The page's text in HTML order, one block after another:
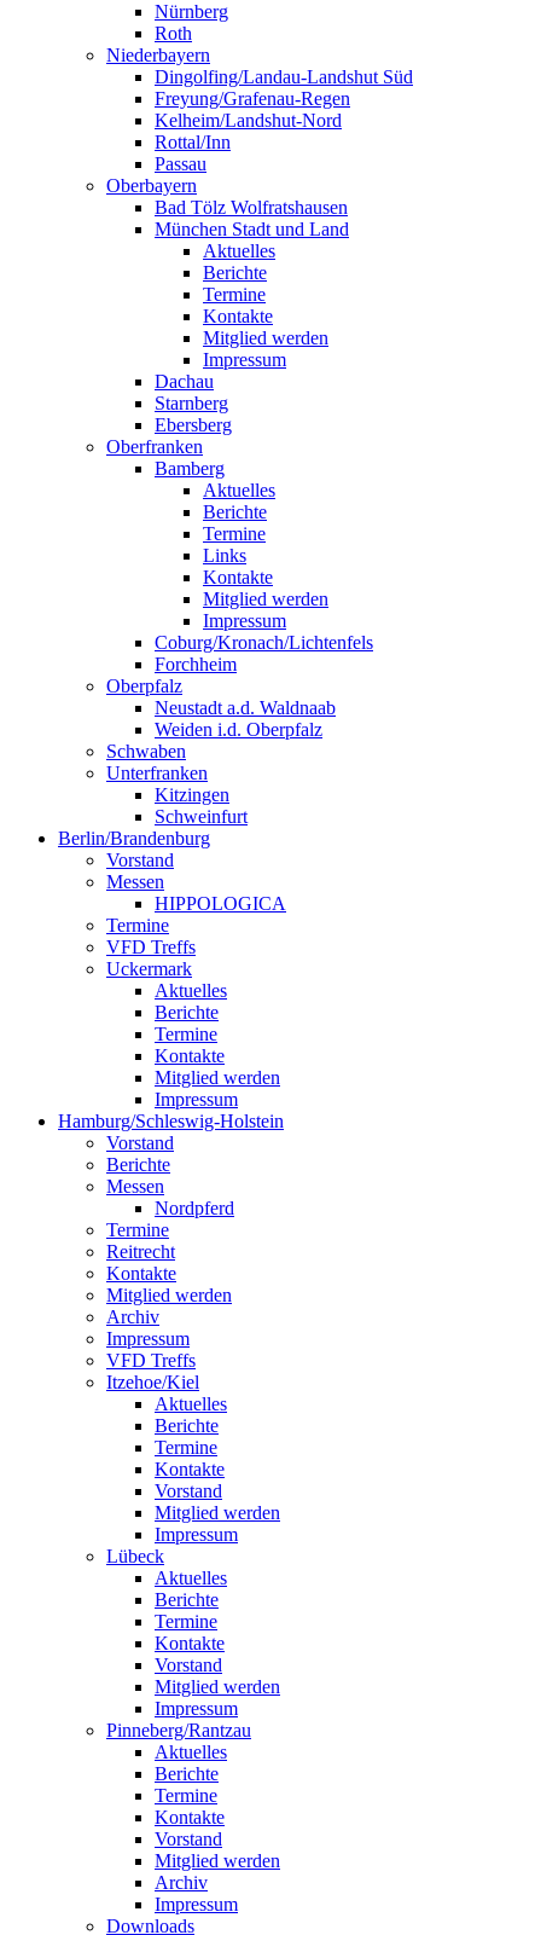
Nürnberg
Roth
Niederbayern
Dingolfing/Landau-Landshut Süd
Freyung/Grafenau-Regen
Kelheim/Landshut-Nord
Rottal/Inn
Passau
Oberbayern
Bad Tölz Wolfratshausen
München Stadt und Land
Aktuelles
Berichte
Termine
Kontakte
Mitglied werden
Impressum
Dachau
Starnberg
Ebersberg
Oberfranken
Bamberg
Aktuelles
Berichte
Termine
Links
Kontakte
Mitglied werden
Impressum
Coburg/Kronach/Lichtenfels
Forchheim
Oberpfalz
Neustadt a.d. Waldnaab
Weiden i.d. Oberpfalz
Schwaben
Unterfranken
Kitzingen
Schweinfurt
Berlin/Brandenburg
Vorstand
Messen
HIPPOLOGICA
Termine
VFD Treffs
Uckermark
Aktuelles
Berichte
Termine
Kontakte
Mitglied werden
Impressum
Hamburg/Schleswig-Holstein
Vorstand
Berichte
Messen
Nordpferd
Termine
Reitrecht
Kontakte
Mitglied werden
Archiv
Impressum
VFD Treffs
Itzehoe/Kiel
Aktuelles
Berichte
Termine
Kontakte
Vorstand
Mitglied werden
Impressum
Lübeck
Aktuelles
Berichte
Termine
Kontakte
Vorstand
Mitglied werden
Impressum
Pinneberg/Rantzau
Aktuelles
Berichte
Termine
Kontakte
Vorstand
Mitglied werden
Archiv
Impressum
Downloads